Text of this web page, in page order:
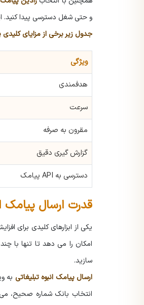
و حتی شغل دسترسی پیدا کنید.
جدول زیر برخی از مزایای
ویژگی
هدفمندی
سرعت
مقرون به صرفه
گزارش گیری دقیق
دسترسی به API پیامک
قدرت ارسال
یکی از ابزارهای کلیدی برای
امکان را می دهد تا تنها با
سازید.
ارسال پیامک انبوه تبلیغاتی به
انتخاب بانک شماره صحیح، می